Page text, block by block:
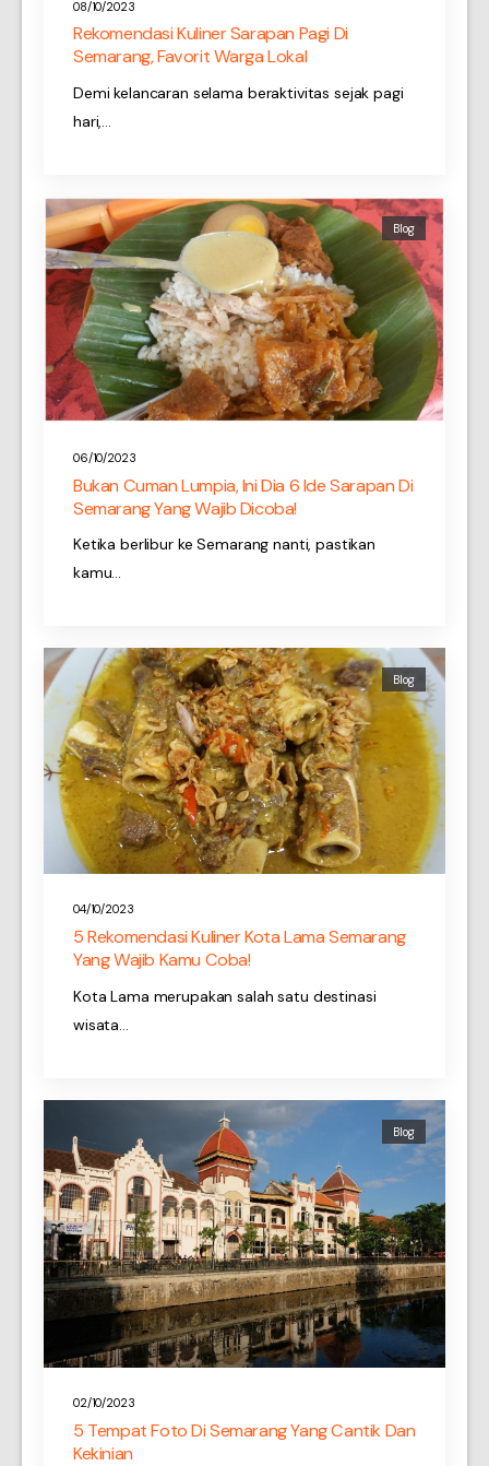
08/10/2023
Rekomendasi Kuliner Sarapan Pagi Di
Semarang, Favorit Warga Lokal
Demi kelancaran selama beraktivitas sejak pagi
hari,…
06/10/2023
Blog
Bukan Cuman Lumpia, Ini Dia 6 Ide Sarapan Di
Semarang Yang Wajib Dicoba!
Ketika berlibur ke Semarang nanti, pastikan
kamu…
04/10/2023
Blog
5 Rekomendasi Kuliner Kota Lama Semarang
Yang Wajib Kamu Coba!
Kota Lama merupakan salah satu destinasi
wisata…
02/10/2023
Blog
5 Tempat Foto Di Semarang Yang Cantik Dan
Kekinian